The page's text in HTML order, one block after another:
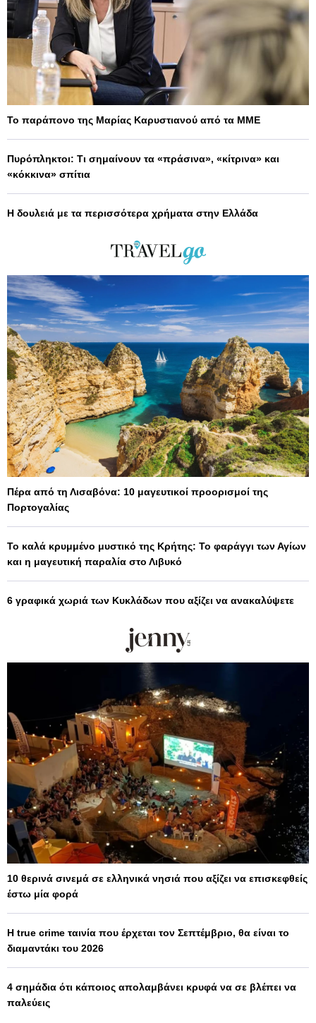
Το παράπονο της Μαρίας Καρυστιανού από τα ΜΜΕ
Πυρόπληκτοι: Τι σημαίνουν τα «πράσινα», «κίτρινα» και
«κόκκινα» σπίτια
Η δουλειά με τα περισσότερα χρήματα στην Ελλάδα
Πέρα από τη Λισαβόνα: 10 μαγευτικοί προορισμοί της
Πορτογαλίας
Το καλά κρυμμένο μυστικό της Κρήτης: Το φαράγγι των Αγίων
και η μαγευτική παραλία στο Λιβυκό
6 γραφικά χωριά των Κυκλάδων που αξίζει να ανακαλύψετε
10 θερινά σινεμά σε ελληνικά νησιά που αξίζει να επισκεφθείς
έστω μία φορά
Η true crime ταινία που έρχεται τον Σεπτέμβριο, θα είναι το
διαμαντάκι του 2026
4 σημάδια ότι κάποιος απολαμβάνει κρυφά να σε βλέπει να
παλεύεις